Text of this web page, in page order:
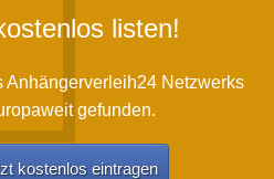
listen!
Anhängerverleih24 Netzwerks
gefunden.
kostenlos eintragen